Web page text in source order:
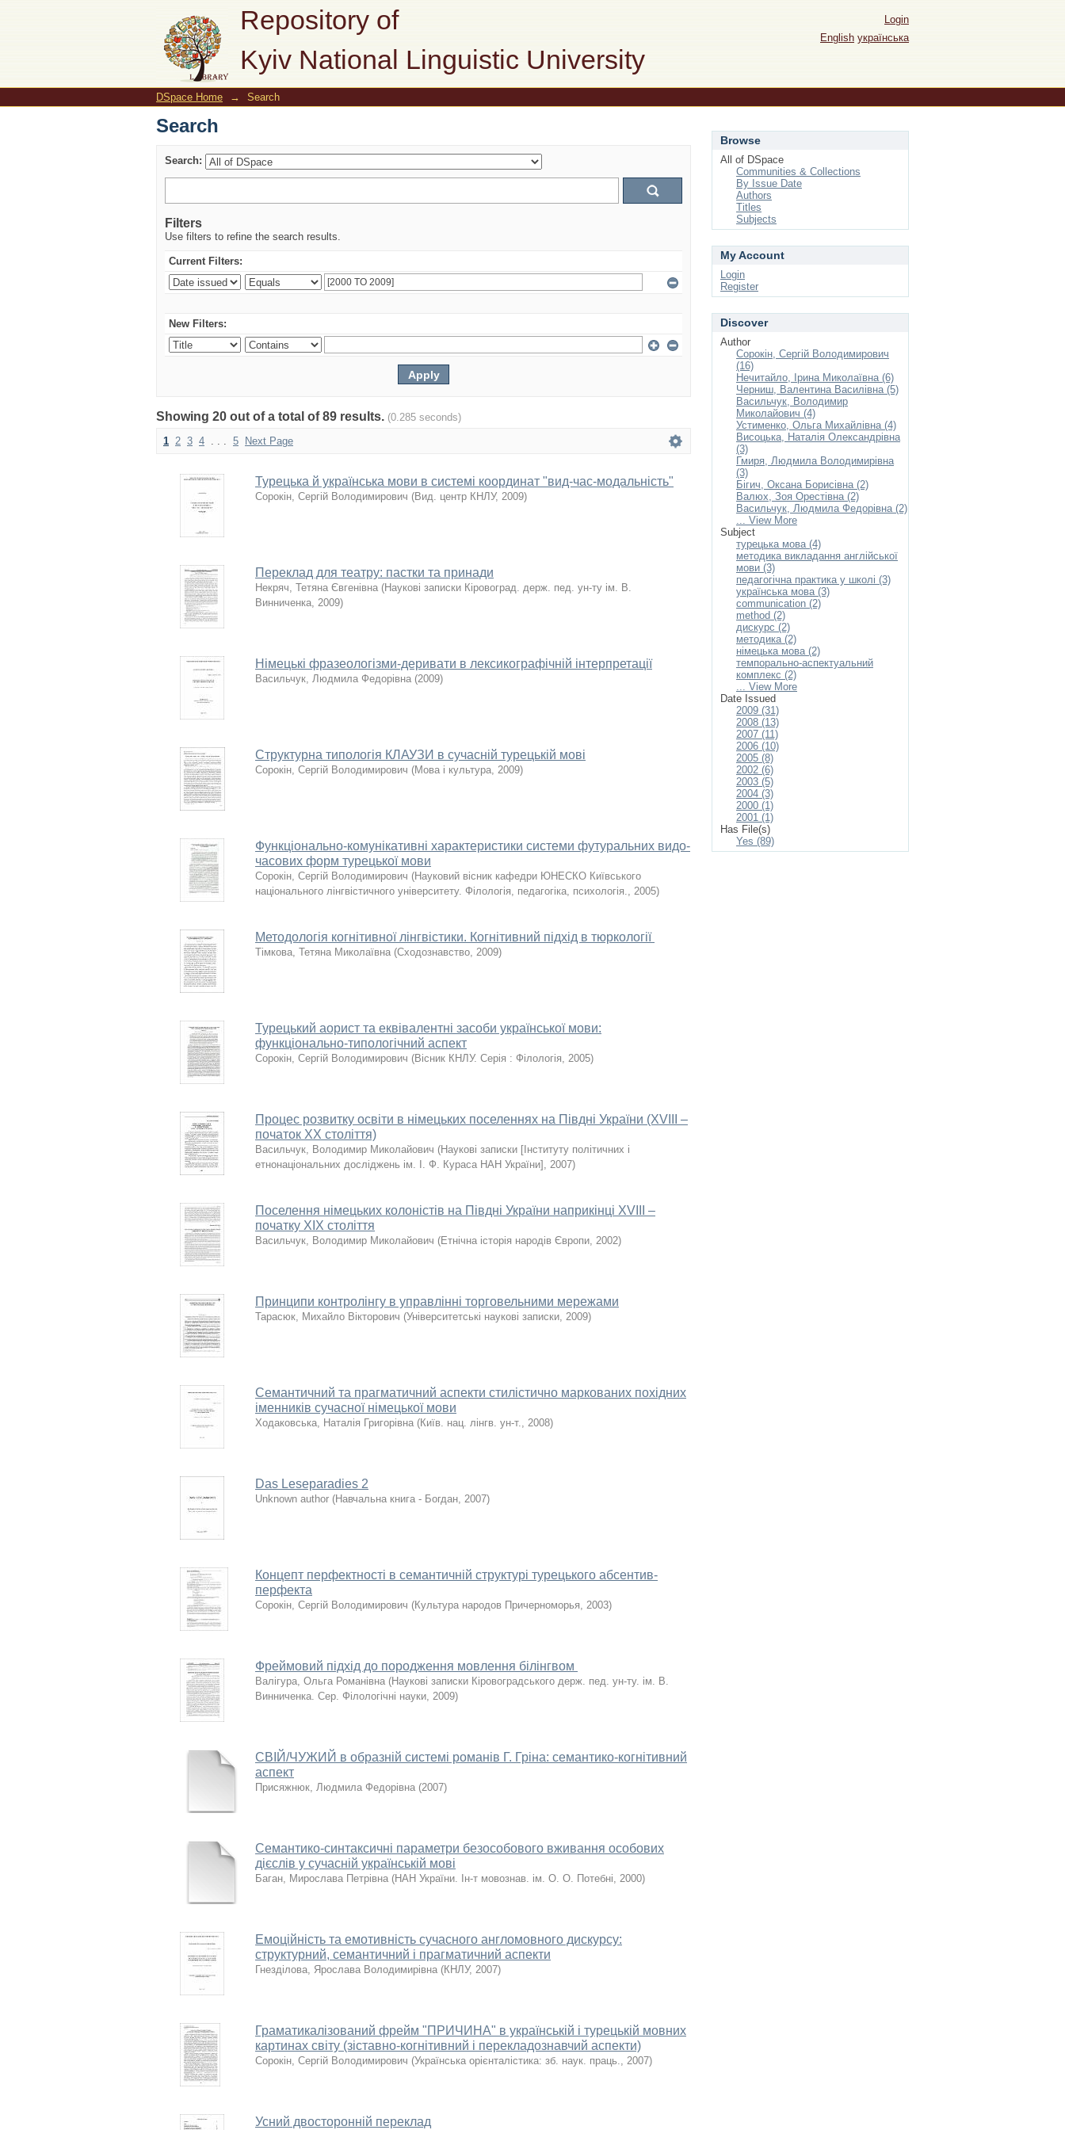
Repository of
Kyiv National Linguistic University
Search
Login
English українська
DSpace Home → Search
Search
Search:
Filters
Use filters to refine the search results.
Current Filters:
New Filters:
Showing 20 out of a total of 89 results. (0.285 seconds)
1 2 3 4 . . . 5 Next Page
Турецька й українська мови в системі координат "вид-час-модальність"
Сорокін, Сергій Володимирович (Вид. центр КНЛУ, 2009)
Переклад для театру: пастки та принади
Некряч, Тетяна Євгенівна (Наукові записки Кіровоград. держ. пед. ун-ту ім. В.
Винниченка, 2009)
Німецькі фразеологізми-деривати в лексикографічній інтерпретації
Васильчук, Людмила Федорівна (2009)
Структурна типологія КЛАУЗИ в сучасній турецькій мові
Сорокін, Сергій Володимирович (Мова і культура, 2009)
Функціонально-комунікативні характеристики системи футуральних видо-
часових форм турецької мови
Сорокін, Сергій Володимирович (Науковий вісник кафедри ЮНЕСКО Київського
національного лінгвістичного університету. Філологія, педагогіка, психологія., 2005)
Методологія когнітивної лінгвістики. Когнітивний підхід в тюркології
Тімкова, Тетяна Миколаївна (Сходознавство, 2009)
Турецький аорист та еквівалентні засоби української мови:
функціонально-типологічний аспект
Сорокін, Сергій Володимирович (Вісник КНЛУ. Серія : Філологія, 2005)
Процес розвитку освіти в німецьких поселеннях на Півдні України (XVIII –
початок XX століття)
Васильчук, Володимир Миколайович (Наукові записки [Інституту політичних і
етнонаціональних досліджень ім. І. Ф. Кураса НАН України] , 2007)
Поселення німецьких колоністів на Півдні України наприкінці ХVІІІ –
початку ХІХ століття
Васильчук, Володимир Миколайович (Етнічна історія народів Європи, 2002)
Принципи контролінгу в управлінні торговельними мережами
Тарасюк, Михайло Вікторович (Університетські наукові записки, 2009)
Семантичний та прагматичний аспекти стилістично маркованих похідних
іменників сучасної німецької мови
Ходаковська, Наталія Григорівна (Київ. нац. лінгв. ун-т., 2008)
Das Leseparadies 2
Unknown author (Навчальна книга - Богдан, 2007)
Концепт перфектності в семантичній структурі турецького абсентив-
перфекта
Сорокін, Сергій Володимирович (Культура народов Причерноморья, 2003)
Фреймовий підхід до породження мовлення білінгвом
Валігура, Ольга Романівна (Наукові записки Кіровоградського держ. пед. ун-ту. ім. В.
Винниченка. Сер. Філологічні науки, 2009)
СВІЙ/ЧУЖИЙ в образній системі романів Г. Гріна: семантико-когнітивний
аспект
Присяжнюк, Людмила Федорівна (2007)
Семантико-синтаксичні параметри безособового вживання особових
дієслів у сучасній українській мові
Баган, Мирослава Петрівна (НАН України. Ін-т мовознав. ім. О. О. Потебні, 2000)
Емоційність та емотивність сучасного англомовного дискурсу:
структурний, семантичний і прагматичний аспекти
Гнезділова, Ярослава Володимирівна (КНЛУ, 2007)
Граматикалізований фрейм "ПРИЧИНА" в українській і турецькій мовних
картинах світу (зіставно-когнітивний і перекладознавчий аспекти)
Сорокін, Сергій Володимирович (Українська орієнталістика: зб. наук. праць., 2007)
Усний двосторонній переклад
Browse
All of DSpace
Communities & Collections
By Issue Date
Authors
Titles
Subjects
My Account
Login
Register
Discover
Author
Сорокін, Сергій Володимирович
(16)
Нечитайло, Ірина Миколаївна (6)
Черниш, Валентина Василівна (5)
Васильчук, Володимир
Миколайович (4)
Устименко, Ольга Михайлівна (4)
Висоцька, Наталія Олександрівна
(3)
Гмиря, Людмила Володимирівна
(3)
Бігич, Оксана Борисівна (2)
Валюх, Зоя Орестівна (2)
Васильчук, Людмила Федорівна (2)
... View More
Subject
турецька мова (4)
методика викладання англійської
мови (3)
педагогічна практика у школі (3)
українська мова (3)
communication (2)
method (2)
дискурс (2)
методика (2)
німецька мова (2)
темпорально-аспектуальний
комплекс (2)
... View More
Date Issued
2009 (31)
2008 (13)
2007 (11)
2006 (10)
2005 (8)
2002 (6)
2003 (5)
2004 (3)
2000 (1)
2001 (1)
Has File(s)
Yes (89)